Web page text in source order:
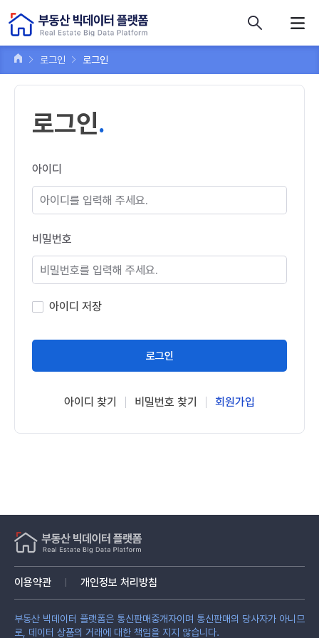
로그인 로그인
로그인
아이디
비밀번호
아이디 저장
로그인
아이디 찾기 비밀번호 찾기 회원가입
이용약관 개인정보 처리방침
부동산 빅데이터 플랫폼은 통신판매중개자이며 통신판매의 당사자가 아니므
로, 데이터 상품의 거래에 대한 책임을 지지 않습니다.